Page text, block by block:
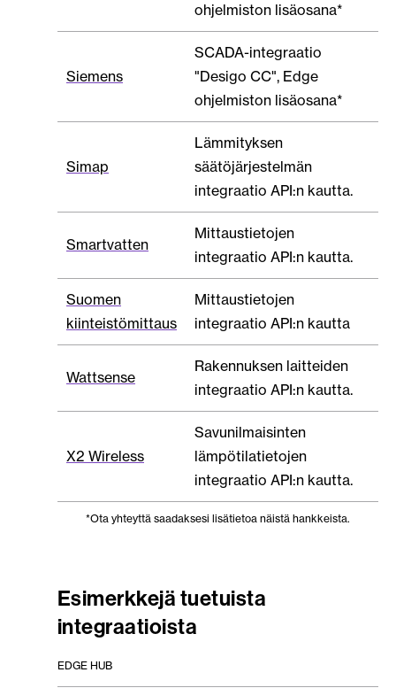
ohjelmiston lisäosana*
Siemens
SCADA-integraatio
"Desigo CC", Edge
ohjelmiston lisäosana*
Simap
Lämmityksen
säätöjärjestelmän
integraatio API:n kautta.
Smartvatten
Mittaustietojen
integraatio API:n kautta.
Suomen
kiinteistömittaus
Mittaustietojen
integraatio API:n kautta
Wattsense
Rakennuksen laitteiden
integraatio API:n kautta.
X2 Wireless
Savunilmaisinten
lämpötilatietojen
integraatio API:n kautta.
*Ota yhteyttä saadaksesi lisätietoa näistä hankkeista.
Esimerkkejä tuetuista
integraatioista
EDGE HUB